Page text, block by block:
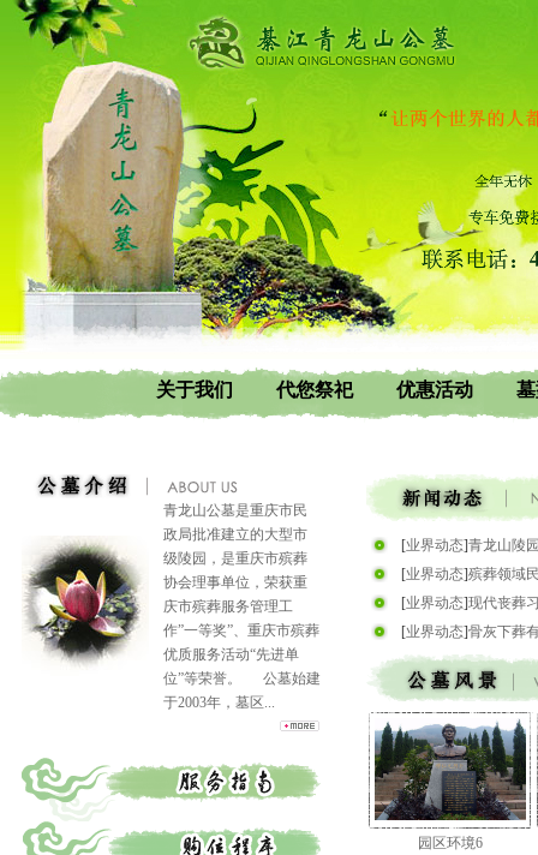
关于我们 代您祭祀 优惠活动
青龙山公墓是重庆市民
政局批准建立的大型市
级陵园，是重庆市殡葬
协会理事单位，荣获重
庆市殡葬服务管理工
作”一等奖”、重庆市殡葬
优质服务活动“先进单
位”等荣誉。 公墓始建
于2003年，墓区...
[业界动态]青龙山陵
[业界动态]殡葬领域
[业界动态]现代丧葬
[业界动态]骨灰下葬
园区环境6